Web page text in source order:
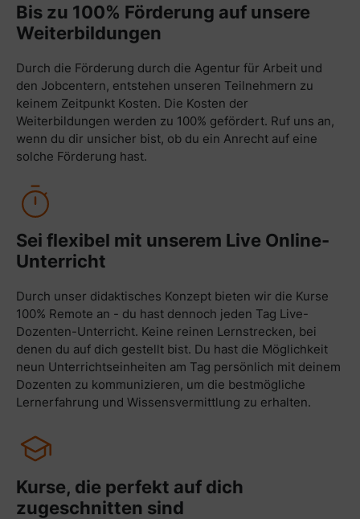
Bis zu 100% Förderung auf unsere
Weiterbildungen
Durch die Förderung durch die Agentur für Arbeit und
den Jobcentern, entstehen unseren Teilnehmern zu
keinem Zeitpunkt Kosten. Die Kosten der
Weiterbildungen werden zu 100% gefördert. Ruf uns an,
wenn du dir unsicher bist, ob du ein Anrecht auf eine
solche Förderung hast.
Sei flexibel mit unserem Live Online-
Unterricht
Durch unser didaktisches Konzept bieten wir die Kurse
100% Remote an - du hast dennoch jeden Tag Live-
Dozenten-Unterricht. Keine reinen Lernstrecken, bei
denen du auf dich gestellt bist. Du hast die Möglichkeit
neun Unterrichtseinheiten am Tag persönlich mit deinem
Dozenten zu kommunizieren, um die bestmögliche
Lernerfahrung und Wissensvermittlung zu erhalten.
Kurse, die perfekt auf dich
zugeschnitten sind